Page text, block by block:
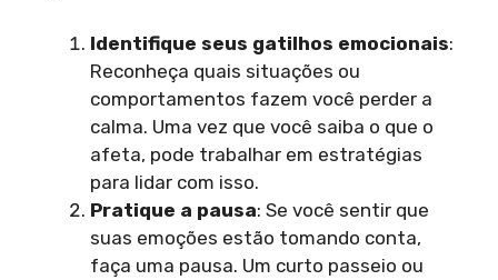
Identifique seus gatilhos emocionais:
Reconheça quais situações ou
comportamentos fazem você perder a
calma. Uma vez que você saiba o que o
afeta, pode trabalhar em estratégias
para lidar com isso.
Pratique a pausa: Se você sentir que
suas emoções estão tomando conta,
faça uma pausa. Um curto passeio ou